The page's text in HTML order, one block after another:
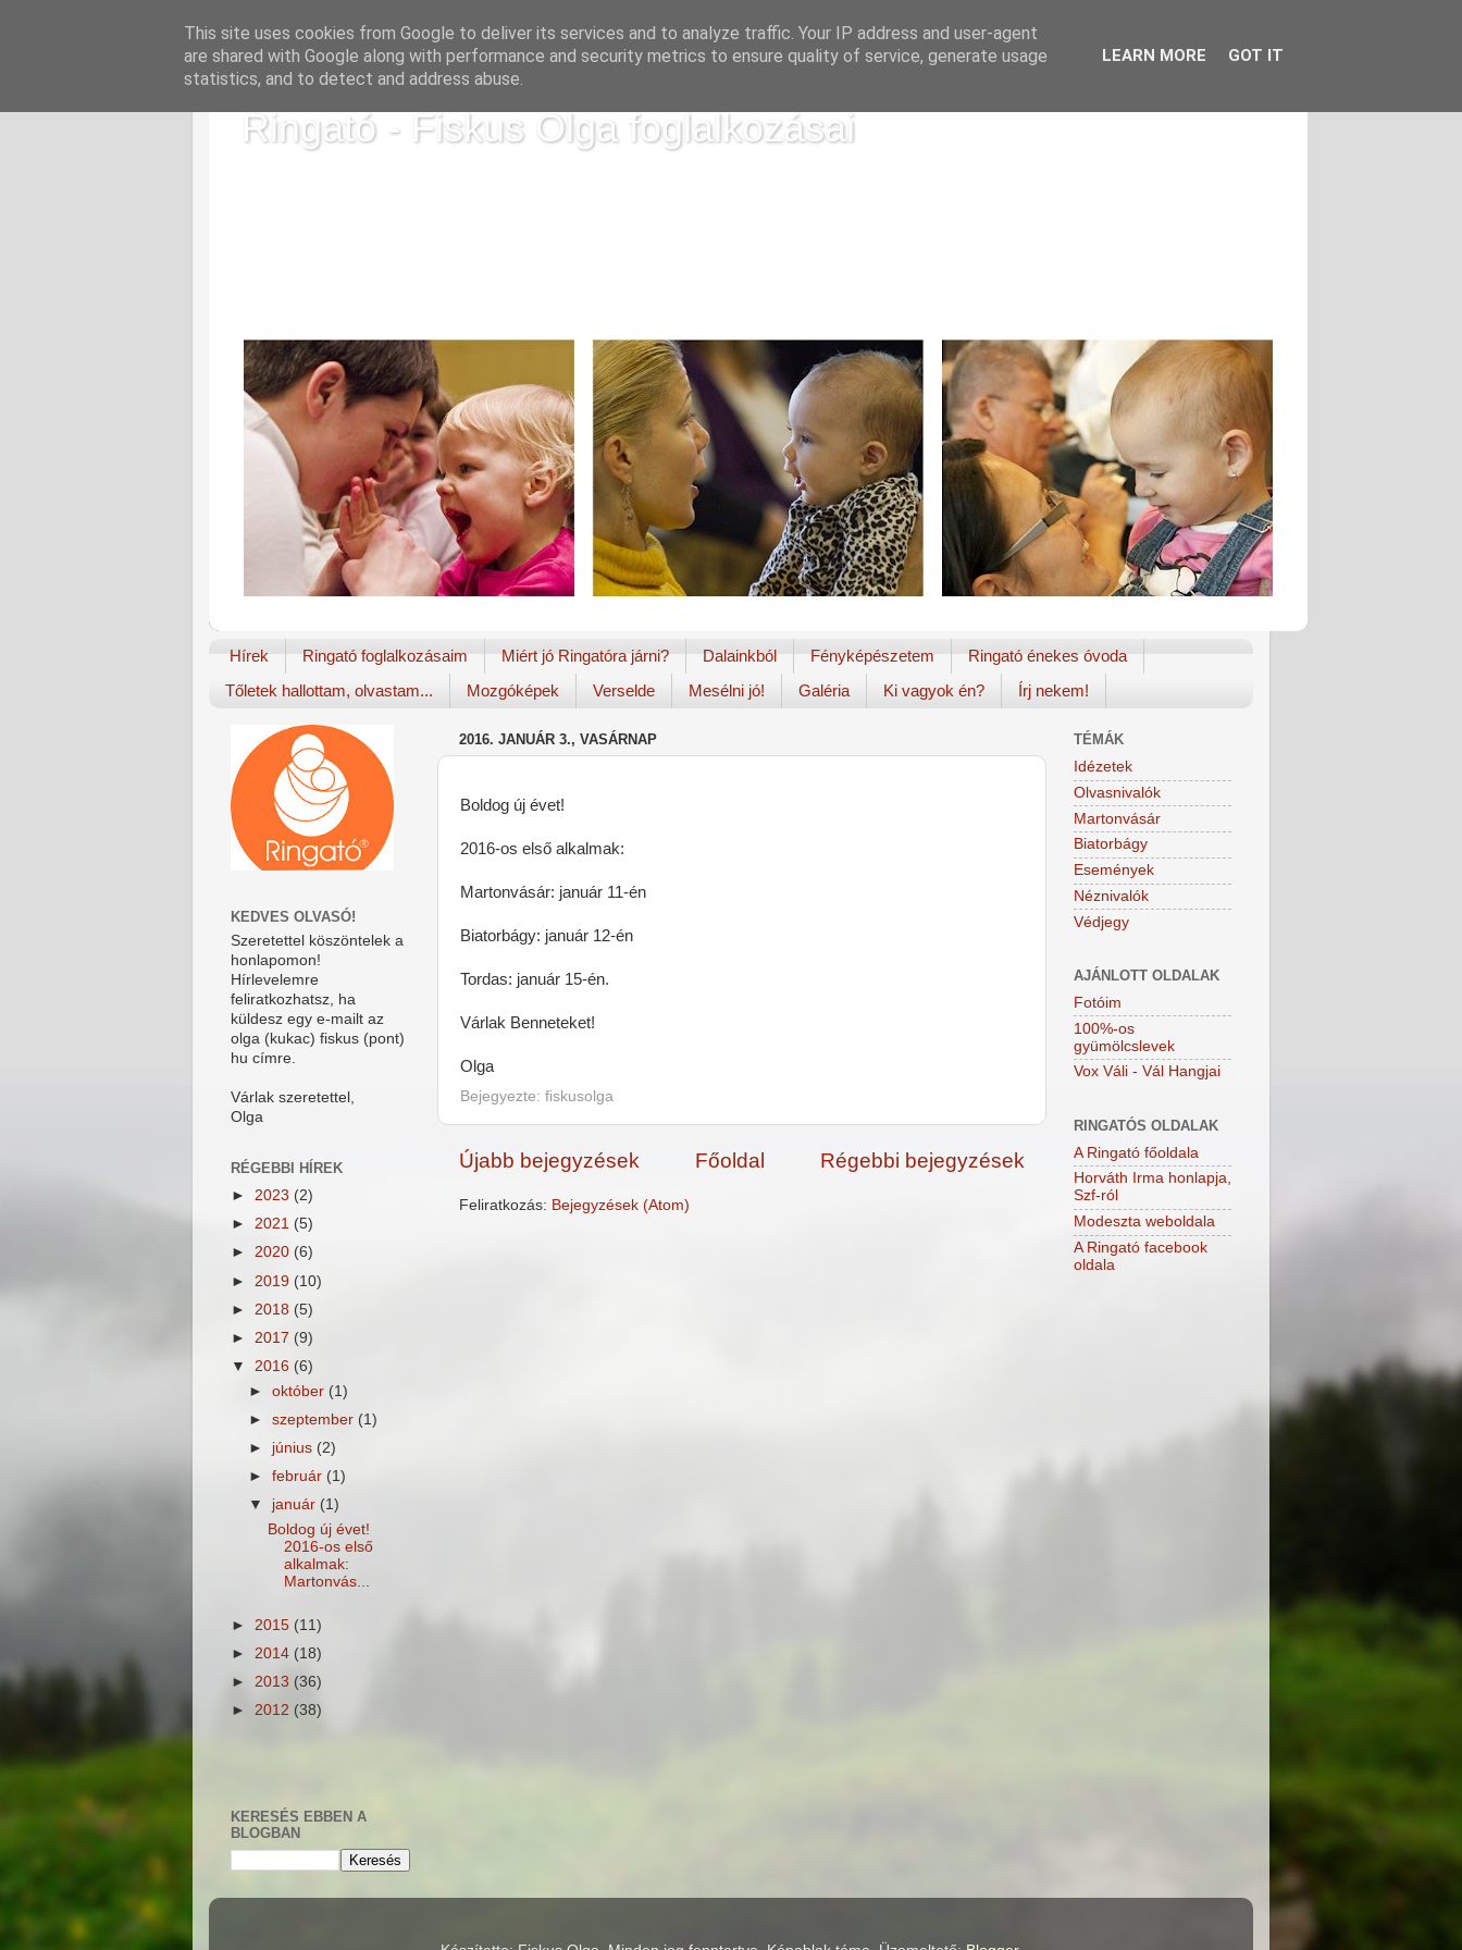
Ringató - Fiskus Olga foglalkozásai
Hírek Ringató foglalkozásaim Miért jó Ringatóra járni? Dalainkból Fényképészetem
Ringató énekes óvoda
Tőletek hallottam, olvastam...
Mozgóképek Verselde Mesélni jó! Galéria Ki vagyok én? Írj nekem!
2016. JANUÁR 3., VASÁRNAP
Boldog új évet!
2016-os első alkalmak:
Martonvásár: január 11-én
Biatorbágy: január 12-én
Tordas: január 15-én.
Várlak Benneteket!
Olga
Bejegyezte: fiskusolga
Újabb bejegyzések Régebbi bejegyzések
Főoldal
Feliratkozás: Bejegyzések (Atom)
KEDVES OLVASÓ!
Szeretettel köszöntelek a
honlapomon!
Hírlevelemre
feliratkozhatsz, ha
küldesz egy e-mailt az
olga (kukac) fiskus (pont)
hu címre.
Várlak szeretettel,
Olga
RÉGEBBI HÍREK
► 2023 (2)
► 2021 (5)
► 2020 (6)
► 2019 (10)
► 2018 (5)
► 2017 (9)
▼ 2016 (6)
►október (1)
►szeptember (1)
► június (2)
►február (1)
▼ január (1)
Boldog új évet!
2016-os első
alkalmak:
Martonvás...
► 2015 (11)
► 2014 (18)
► 2013 (36)
► 2012 (38)
KERESÉS EBBEN A
BLOGBAN
TÉMÁK
Idézetek
Olvasnivalók
Martonvásár
Biatorbágy
Események
Néznivalók
Védjegy
AJÁNLOTT OLDALAK
Fotóim
100%-os
gyümölcslevek
Vox Váli - Vál Hangjai
RINGATÓS OLDALAK
A Ringató főoldala
Horváth Irma honlapja,
Szf-ról
Modeszta weboldala
A Ringató facebook
oldala
This site uses cookies from Google to deliver its services and to analyze traffic. Your IP address and user-agent
are shared with Google along with performance and security metrics to ensure quality of service, generate usage
statistics, and to detect and address abuse.
LEARN MORE GOT IT